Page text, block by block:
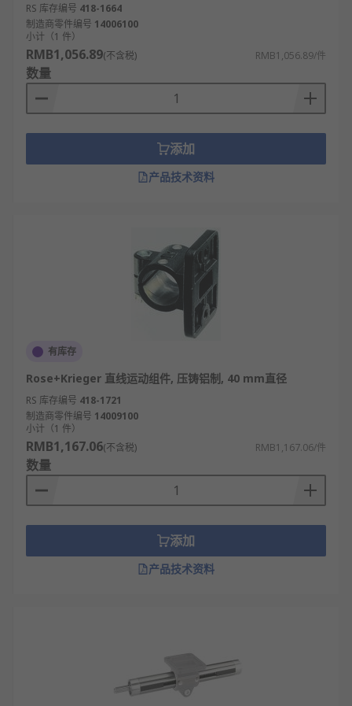
RS 库存编号 418-1664
制造商零件编号 14006100
小计（1 件）
RMB1,056.89(不含税) RMB1,056.89/件
数量
添加
产品技术资料
有库存
Rose+Krieger 直线运动组件, 压铸铝制, 40 mm直径
RS 库存编号 418-1721
制造商零件编号 14009100
小计（1 件）
RMB1,167.06(不含税) RMB1,167.06/件
数量
添加
产品技术资料